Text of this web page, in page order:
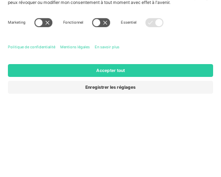
À propos de
Imprimer
Services de l'entreprise
Comment ça marche
Hôtels
Centre d'information sur la Coupe